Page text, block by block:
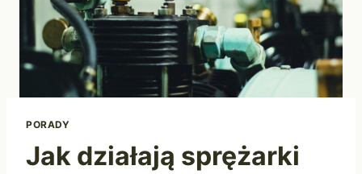
PORADY
Jak działają sprężarki